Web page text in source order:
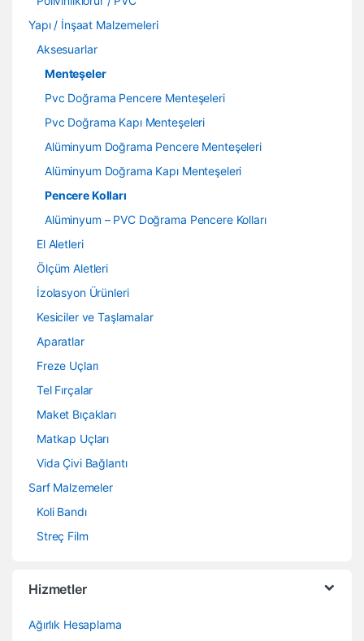
Yapı / İnşaat Malzemeleri
Aksesuarlar
Menteşeler
Pvc Doğrama Pencere Menteşeleri
Pvc Doğrama Kapı Menteşeleri
Alüminyum Doğrama Pencere Menteşeleri
Alüminyum Doğrama Kapı Menteşeleri
Pencere Kolları
Alüminyum – PVC Doğrama Pencere Kolları
El Aletleri
Ölçüm Aletleri
İzolasyon Ürünleri
Kesiciler ve Taşlamalar
Aparatlar
Freze Uçları
Tel Fırçalar
Maket Bıçakları
Matkap Uçları
Vida Çivi Bağlantı
Sarf Malzemeler
Koli Bandı
Streç Film
Hizmetler
Ağırlık Hesaplama